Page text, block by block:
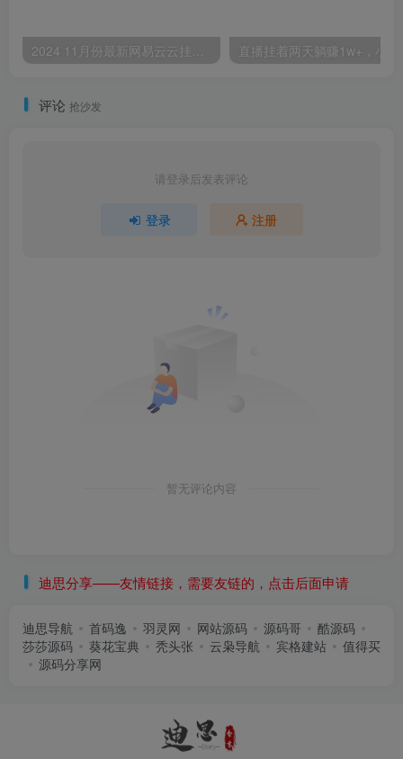
评论 抢沙发
请登录后发表评论
登录 注册
暂无评论内容
迪思分享——友情链接，需要友链的，点击后面申请
迪思导航 首码逸 羽灵网 网站源码 源码哥
酷源码
莎莎源码
葵花宝典 秃头张 云枭导航 宾格建站
值得买
源码分享网